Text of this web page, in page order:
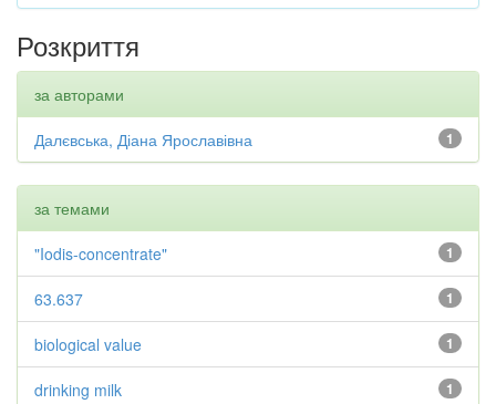
Розкриття
за авторами
1
Далєвська, Діана Ярославівна
за темами
1
"Iodis-concentrate"
1
63.637
1
biological value
1
drinking milk